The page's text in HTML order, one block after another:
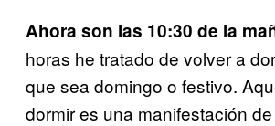
Ahora son las 10:30 de la
horas he tratado de volver a
que sea domingo o festivo.
dormir es una manifestación